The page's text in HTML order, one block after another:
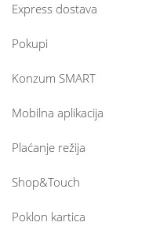
Express dostava
Pokupi
Konzum SMART
Mobilna aplikacija
Plaćanje režija
Shop&Touch
Poklon kartica